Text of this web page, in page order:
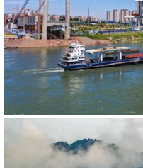
540247